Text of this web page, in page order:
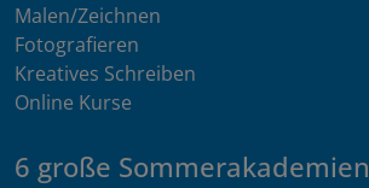
Malen/Zeichnen
Fotografieren
Kreatives Schreiben
Online Kurse
6 große Sommerakademien